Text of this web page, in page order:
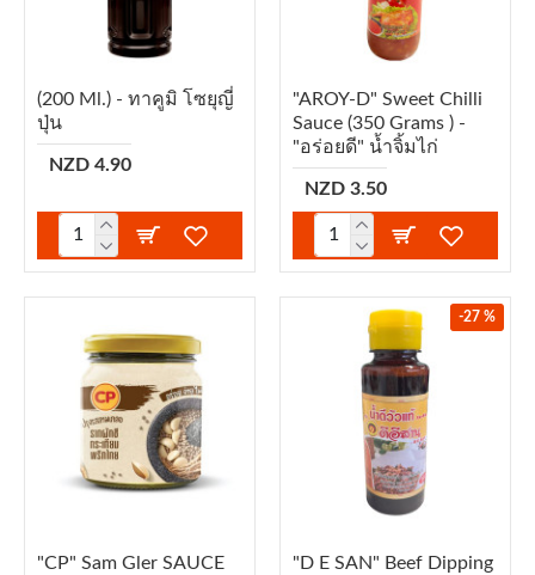
(200 Ml.) - ทาคูมิ โซยุญี่
ปุ่น
NZD 4.90
"AROY-D" Sweet Chilli
Sauce (350 Grams ) -
"อร่อยดี" น้ำจิ้มไก่
NZD 3.50
"CP" Sam Gler SAUCE
-27 %
"D E SAN" Beef Dipping